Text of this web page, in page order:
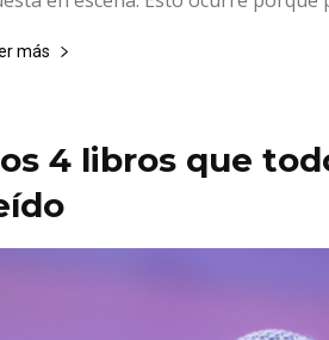
más
4 libros que